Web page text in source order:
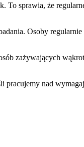
To sprawia, że
Osoby
zażywających
pracujemy nad